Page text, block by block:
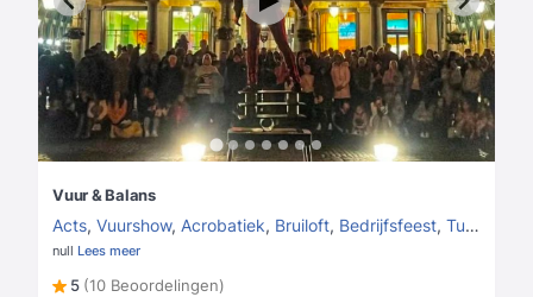
Vuur & Balans
Acts, Vuurshow, Acrobatiek, Bruiloft, Bedrijfsfeest, Tuinfeest
null Lees meer
5 (10 Beoordelingen)